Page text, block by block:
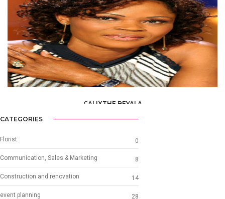
CALIXTHE BEYALA
CATEGORIES
Florist
Communication, Sales & Marketing
Construction and renovation
event planning